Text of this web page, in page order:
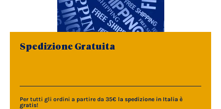
Spedizione Gratuita
Per tutti gli ordini a partire da 35€ la spedizione in Italia è
gratis!